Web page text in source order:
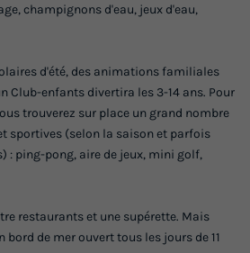
champignons d'eau, jeux d'eau,
d'été, des animations familiales
Club-enfants divertira les 3-14 ans. Pour
trouverez sur place un grand nombre
sportives (selon la saison et parfois
: ping-pong, aire de jeux, mini golf,
restaurants et une supérette. Mais
bord de mer ouvert tous les jours de 11